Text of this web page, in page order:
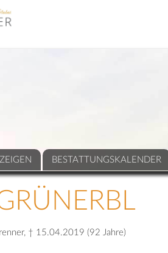
BESTATTUNGSKALENDER
† 15.04.2019 (92 Jahre)